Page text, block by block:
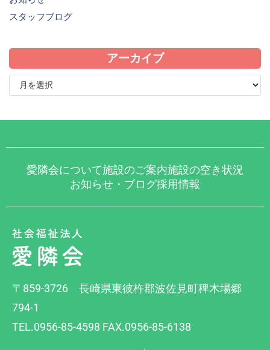
スタッフブログ
アーカイブ
愛隣会について施設のご案内施設の空き状況
お知らせ・ブログ採用情報
〒859-3726 長崎県東彼杵郡波佐見町稗木場郷
794-1
TEL.0956-85-4598 FAX.0956-85-6138